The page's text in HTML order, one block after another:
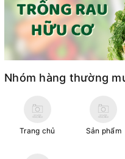
Nhóm hàng thường
Trang chủ Sản phẩm